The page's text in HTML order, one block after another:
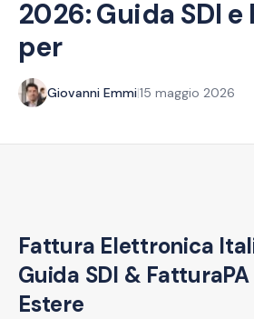
2026: Guida SDI
per
Giovanni Emmi|15 maggio 2026
Fattura Elettronica
Guida SDI &
Estere